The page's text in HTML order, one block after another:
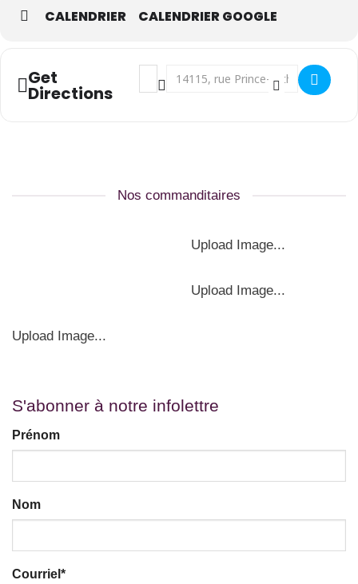
Numéro de membre (si vous ne l’êtes pas,
Places limitées.
CALENDRIER CALENDRIER GOOGLE
Get
Directions
Address - Halte-allaitement en
Destination Address - Halte-
Nos commanditaires
Upload Image...
Upload Image...
Upload Image...
S'abonner à notre infolettre
Prénom
Nom
Courriel *